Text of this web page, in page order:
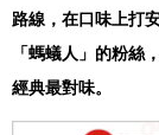
路線，在口味上打
「螞蟻人」的粉絲
經典最對味。